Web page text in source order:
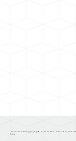
Créer une landing page pour Financetavoiture.com, une
fluide.